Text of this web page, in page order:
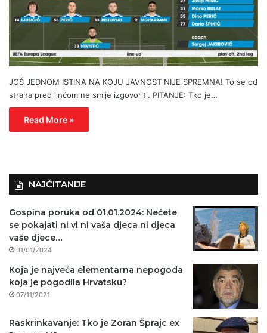
JOŠ JEDNOM ISTINA NA KOJU JAVNOST NIJE SPREMNA! To se od
straha pred linčom ne smije izgovoriti. PITANJE: Tko je…
Read More »
NAJČITANIJE
Gospina poruka od 01.01.2024: Nećete
se pokajati ni vi ni vaša djeca ni djeca
vaše djece…
01/01/2024
Koja je najveća elementarna nepogoda
koja je pogodila Hrvatsku?
07/11/2021
Raskrinkavanje: Tko je Zoran Šprajc ex